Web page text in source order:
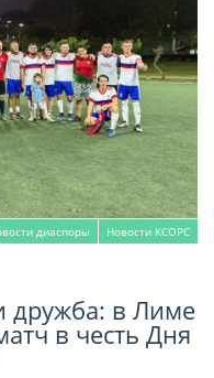
диаспоры Новости КСОРС
дружба: в Лиме
в честь Дня